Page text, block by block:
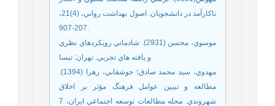
ناکارآمد در دانشجويان. اصول بهداشت رواني، (4)21،
207-907.
موسوي، محسن (2931). شادماني رويکردهاي نظري
و يافته هاي تجربي. تهران: تيسا.
مهدوي، سيد محمد صادق؛ جوشقاني، زهرا (1394).
مطالعه و تبيين عوامل فرهنگ مؤثر بر اخلاق
شهروندي. مجله مطالعات توسعه اجتماعي ايران، 7